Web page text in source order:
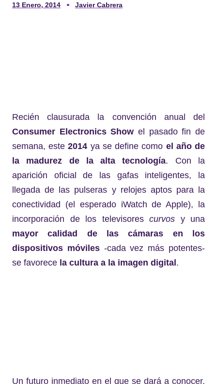
13 Enero, 2014 Javier Cabrera
Recién clausurada la convención anual del
Consumer Electronics Show el pasado fin de
semana, este2014 ya se define como el año de
la madurez de la alta tecnología. Con la
aparición oficial de las gafas inteligentes, la
llegada de las pulseras y relojes aptos para la
conectividad (el esperado iWatch de Apple), la
incorporación de los televisores curvos y una
mayor calidad de las cámaras en los
dispositivos móviles-cada vez más potentes-
se favorece la cultura a la imagen digital .
Un futuro inmediato en el que se dará a conocer,